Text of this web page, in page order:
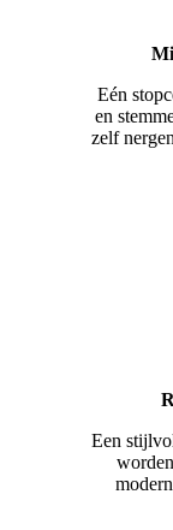
Eén
en
zelf
Een